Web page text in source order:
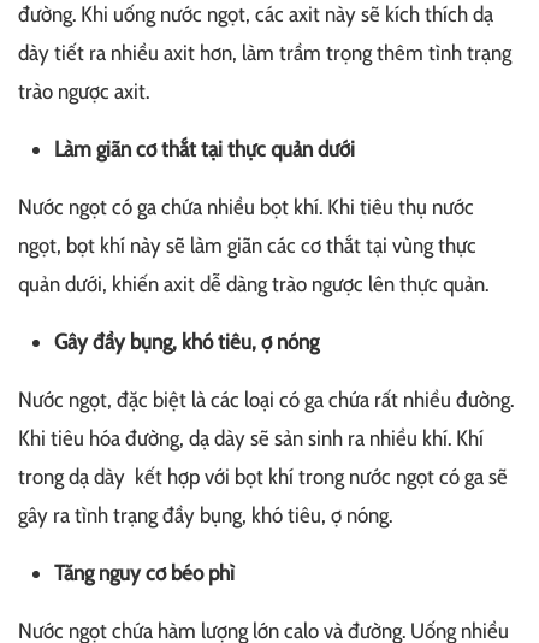
đường. Khi uống nước ngọt, các axit này sẽ kích thích dạ
dày tiết ra nhiều axit hơn, làm trầm trọng thêm tình trạng
trào ngược axit.
Làm giãn cơ thắt tại thực quản dưới
Nước ngọt có ga chứa nhiều bọt khí. Khi tiêu thụ nước
ngọt, bọt khí này sẽ làm giãn các cơ thắt tại vùng thực
quản dưới, khiến axit dễ dàng trào ngược lên thực quản.
Gây đầy bụng, khó tiêu, ợ nóng
Nước ngọt, đặc biệt là các loại có ga chứa rất nhiều đường.
Khi tiêu hóa đường, dạ dày sẽ sản sinh ra nhiều khí. Khí
trong dạ dày kết hợp với bọt khí trong nước ngọt có ga sẽ
gây ra tình trạng đầy bụng, khó tiêu, ợ nóng.
Tăng nguy cơ béo phì
Nước ngọt chứa hàm lượng lớn calo và đường. Uống nhiều